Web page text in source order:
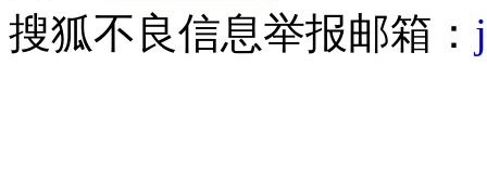
搜狐不良信息举报邮箱：